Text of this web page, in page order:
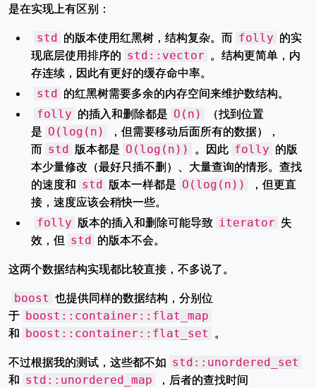
是在实现上有区别：
std 的版本使用红黑树，结构复杂。而 folly 的实
现底层使用排序的 std::vector 。结构更简单，内
存连续，因此有更好的缓存命中率。
std 的红黑树需要多余的内存空间来维护数结构。
folly 的插入和删除都是 O(n)
（找到位置
是 O(log(n)
，但需要移动后面所有的数据），
而 std 版本都是 O(log(n)) 。因此 folly 的版
本少量修改（最好只插不删）、大量查询的情形。查找
的速度和 std 版本一样都是 O(log(n))
，但更直
接，速度应该会稍快一些。
folly 版本的插入和删除可能导致 iterator 失
效，但 std 的版本不会。
这两个数据结构实现都比较直接，不多说了。
boost 也提供同样的数据结构，分别位
于 boost::container::flat_map
和 boost::container::flat_set 。
不过根据我的测试，这些都不如 std::unordered_set
和 std::unordered_map
，后者的查找时间